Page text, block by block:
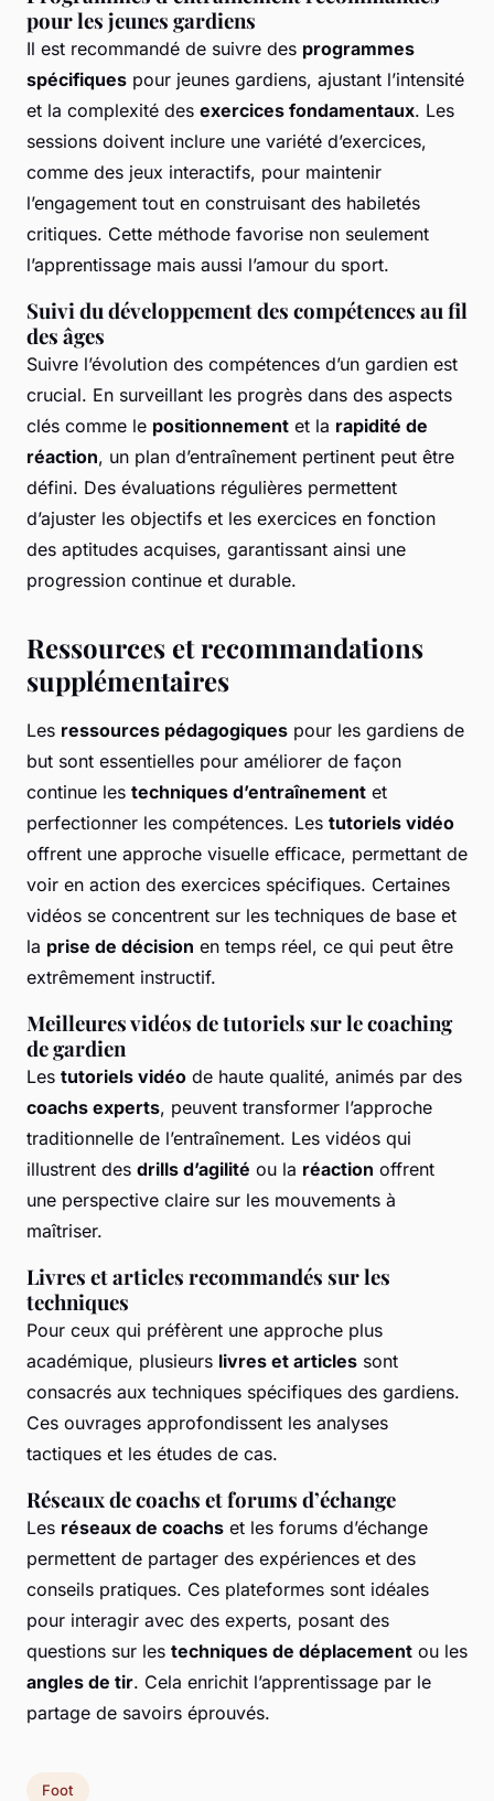
pour les jeunes gardiens
Il est recommandé de suivre des programmes
spécifiques pour jeunes gardiens, ajustant l’intensité
et la complexité des exercices fondamentaux. Les
sessions doivent inclure une variété d’exercices,
comme des jeux interactifs, pour maintenir
l’engagement tout en construisant des habiletés
critiques. Cette méthode favorise non seulement
l’apprentissage mais aussi l’amour du sport.
Suivi du développement des compétences au fil
des âges
Suivre l’évolution des compétences d’un gardien est
crucial. En surveillant les progrès dans des aspects
clés comme le positionnement et la rapidité de
réaction, un plan d’entraînement pertinent peut être
défini. Des évaluations régulières permettent
d’ajuster les objectifs et les exercices en fonction
des aptitudes acquises, garantissant ainsi une
progression continue et durable.
Ressources et recommandations
supplémentaires
Les ressources pédagogiques pour les gardiens de
but sont essentielles pour améliorer de façon
continue les techniques d’entraînement et
perfectionner les compétences. Les tutoriels vidéo
offrent une approche visuelle efficace, permettant de
voir en action des exercices spécifiques. Certaines
vidéos se concentrent sur les techniques de base et
la prise de décision en temps réel, ce qui peut être
extrêmement instructif.
Meilleures vidéos de tutoriels sur le coaching
de gardien
Les tutoriels vidéo de haute qualité, animés par des
coachs experts, peuvent transformer l’approche
traditionnelle de l’entraînement. Les vidéos qui
illustrent des drills d’agilité ou la réaction offrent
une perspective claire sur les mouvements à
maîtriser.
Livres et articles recommandés sur les
techniques
Pour ceux qui préfèrent une approche plus
académique, plusieurs livres et articles sont
consacrés aux techniques spécifiques des gardiens.
Ces ouvrages approfondissent les analyses
tactiques et les études de cas.
Réseaux de coachs et forums d’échange
Les réseaux de coachs et les forums d’échange
permettent de partager des expériences et des
conseils pratiques. Ces plateformes sont idéales
pour interagir avec des experts, posant des
questions sur les techniques de déplacement ou les
angles de tir. Cela enrichit l’apprentissage par le
partage de savoirs éprouvés.
Foot